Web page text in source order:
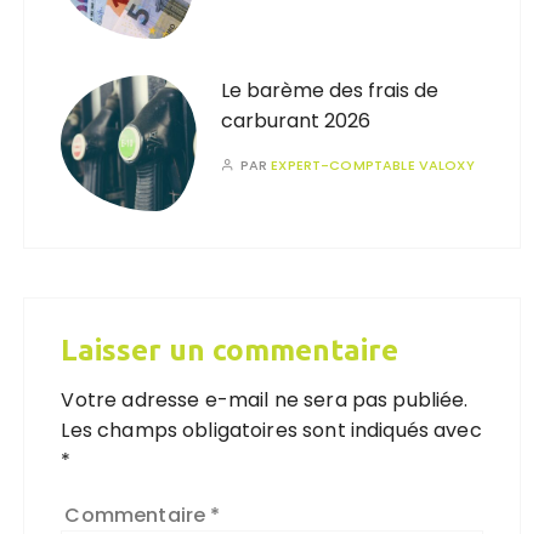
Le barème des frais de
carburant 2026
PAREXPERT-COMPTABLE VALOXY
Laisser un commentaire
Votre adresse e-mail ne sera pas publiée.
Les champs obligatoires sont indiqués avec
*
Commentaire *